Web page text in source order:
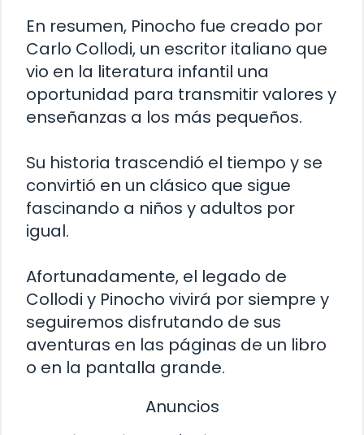
En resumen, Pinocho fue creado por
Carlo Collodi, un escritor italiano que
vio en la literatura infantil una
oportunidad para transmitir valores y
enseñanzas a los más pequeños.
Su historia trascendió el tiempo y se
convirtió en un clásico que sigue
fascinando a niños y adultos por
igual.
Afortunadamente, el legado de
Collodi y Pinocho vivirá por siempre y
seguiremos disfrutando de sus
aventuras en las páginas de un libro
o en la pantalla grande.
Anuncios